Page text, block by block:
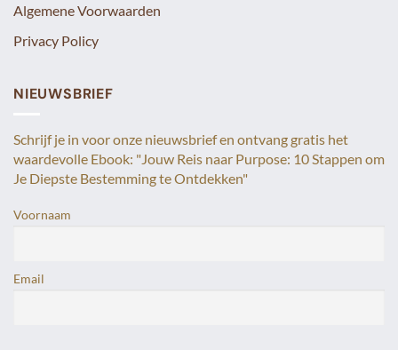
Algemene Voorwaarden
Privacy Policy
NIEUWSBRIEF
Schrijf je in voor onze nieuwsbrief en ontvang gratis het
waardevolle Ebook: "Jouw Reis naar Purpose: 10 Stappen om
Je Diepste Bestemming te Ontdekken"
Voornaam
Email